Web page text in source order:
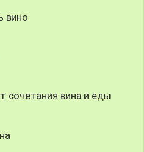
вино
сочетания вина и еды